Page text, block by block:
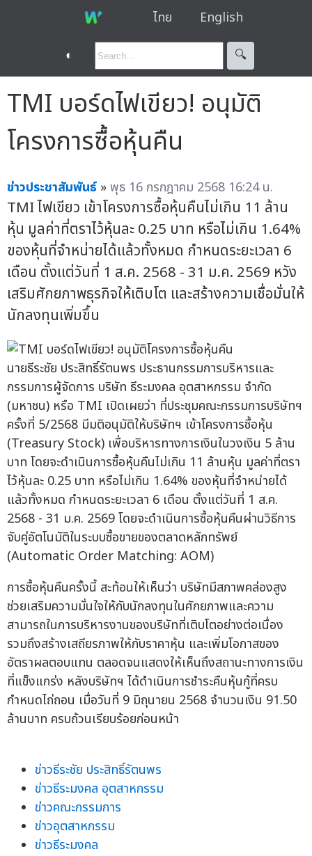
ไทย English
◐ 🔍︎
TMI บอร์ดไฟเขียว! อนุมัติ
โครงการซื้อหุ้นคืน
ข่าวประชาสัมพันธ์ »พุธ 16 กรกฎาคม 2568 16:24 น.
TMI ไฟเขียว เข้าโครงการซื้อหุ้นคืนไม่เกิน 11 ล้าน
หุ้น มูลค่าที่ตราไว้หุ้นละ 0.25 บาท หรือไม่เกิน 1.64%
ของหุ้นที่จำหน่ายได้แล้วทั้งหมด กำหนดระยะเวลา 6
เดือน ตั้งแต่วันที่ 1 ส.ค. 2568 - 31 ม.ค. 2569 หวัง
เสริมศักยภาพธุรกิจให้เติบโต และสร้างความเชื่อมั่นให้
นักลงทุนเพิ่มขึ้น
นายธีระชัย ประสิทธิ์รัตนพร ประธานกรรมการบริหารและ
กรรมการผู้จัดการ บริษัท ธีระมงคล อุตสาหกรรม จำกัด
(มหาชน) หรือ TMI เปิดเผยว่า ที่ประชุมคณะกรรมการบริษัทฯ
ครั้งที่ 5/2568 มีมติอนุมัติให้บริษัทฯ เข้าโครงการซื้อหุ้น
(Treasury Stock) เพื่อบริหารทางการเงินในวงเงิน 5 ล้าน
บาท โดยจะดำเนินการซื้อหุ้นคืนไม่เกิน 11 ล้านหุ้น มูลค่าที่ตรา
ไว้หุ้นละ 0.25 บาท หรือไม่เกิน 1.64% ของหุ้นที่จำหน่ายได้
แล้วทั้งหมด กำหนดระยะเวลา 6 เดือน ตั้งแต่วันที่ 1 ส.ค.
2568 - 31 ม.ค. 2569 โดยจะดำเนินการซื้อหุ้นคืนผ่านวิธีการ
จับคู่อัตโนมัติในระบบซื้อขายของตลาดหลักทรัพย์
(Automatic Order Matching: AOM)
การซื้อหุ้นคืนครั้งนี้ สะท้อนให้เห็นว่า บริษัทมีสภาพคล่องสูง
ช่วยเสริมความมั่นใจให้กับนักลงทุนในศักยภาพและความ
สามารถในการบริหารงานของบริษัทที่เติบโตอย่างต่อเนื่อง
รวมถึงสร้างเสถียรภาพให้กับราคาหุ้น และเพิ่มโอกาสของ
อัตราผลตอบแทน ตลอดจนแสดงให้เห็นถึงสถานะทางการเงิน
ที่แข็งแกร่ง หลังบริษัทฯ ได้ดำเนินการชำระคืนหุ้นกู้ที่ครบ
กำหนดไถ่ถอน เมื่อวันที่ 9 มิถุนายน 2568 จำนวนเงิน 91.50
ล้านบาท ครบถ้วนเรียบร้อยก่อนหน้า
ข่าวธีระชัย ประสิทธิ์รัตนพร
ข่าวธีระมงคล อุตสาหกรรม
ข่าวคณะกรรมการ
ข่าวอุตสาหกรรม
ข่าวธีระมงคล